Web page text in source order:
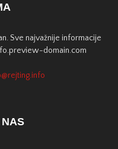
Sve najvažnije informacije
domain.com